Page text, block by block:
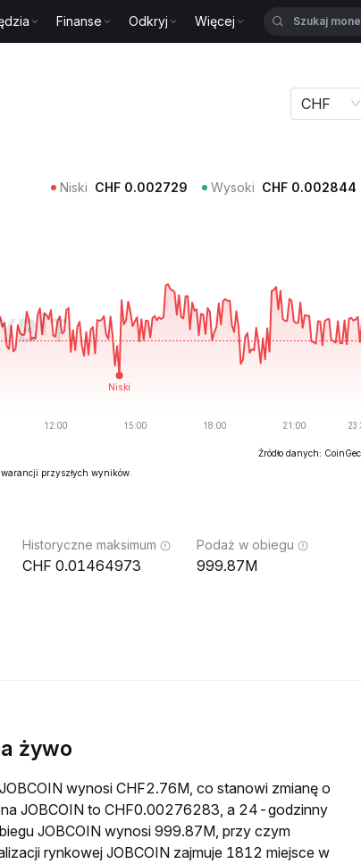
Finanse Odkryj Więcej
CHF
Niski CHF 0.002729 Wysoki CHF 0.002844
Źródło danych:
przyszłych wyników.
Historyczne maksimum
0.01464973
Podaż w obiegu
999.87M
żywo
wynosi CHF2.76M, co stanowi zmianę o
JOBCOIN to CHF0.00276283, a 24-godzinny
JOBCOIN wynosi 999.87M, przy czym
rynkowej JOBCOIN zajmuje 1812 miejsce w